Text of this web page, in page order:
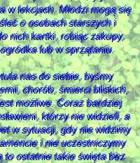
w lekcjach. Młodzi mogą się
o osobach starszych i
nich kartki, robiąc zakupy,
lub w sprzątaniu.
nas do siebie, byśmy
chorób, śmierci bliskich,
możliwe. Coraz bardziej
którzy nie widzieli, a
w sytuacji, gdy nie widzimy
i nie uczestniczymy
to ostatnie takie święta bez